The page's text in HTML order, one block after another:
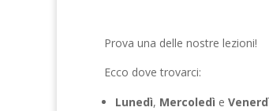
Prova una delle nostre lezioni!
Ecco dove trovarci:
Lunedì, Mercoledì e